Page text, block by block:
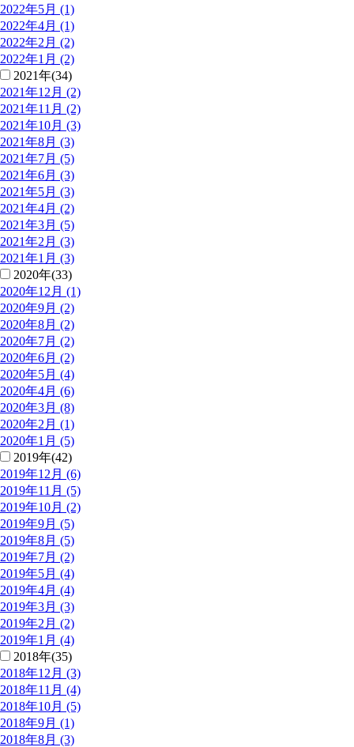
2022年5月 (1)
2022年4月 (1)
2022年2月 (2)
2022年1月 (2)
2021年(34)
2021年12月 (2)
2021年11月 (2)
2021年10月 (3)
2021年8月 (3)
2021年7月 (5)
2021年6月 (3)
2021年5月 (3)
2021年4月 (2)
2021年3月 (5)
2021年2月 (3)
2021年1月 (3)
2020年(33)
2020年12月 (1)
2020年9月 (2)
2020年8月 (2)
2020年7月 (2)
2020年6月 (2)
2020年5月 (4)
2020年4月 (6)
2020年3月 (8)
2020年2月 (1)
2020年1月 (5)
2019年(42)
2019年12月 (6)
2019年11月 (5)
2019年10月 (2)
2019年9月 (5)
2019年8月 (5)
2019年7月 (2)
2019年5月 (4)
2019年4月 (4)
2019年3月 (3)
2019年2月 (2)
2019年1月 (4)
2018年(35)
2018年12月 (3)
2018年11月 (4)
2018年10月 (5)
2018年9月 (1)
2018年8月 (3)